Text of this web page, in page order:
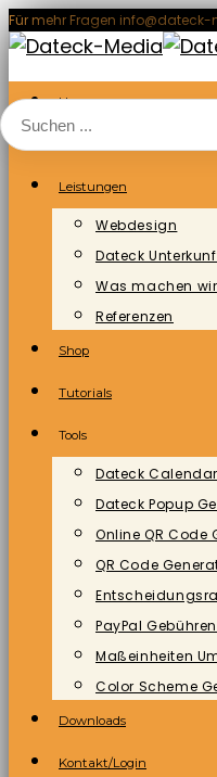
Zum
Inhalt
springen
Für mehr Fragen info@dateck-
Home
Leistungen
Webdesign
Dateck
Was machen wir
Referenzen
Shop
Tutorials
Tools
Dateck
Dateck Popup
Online QR Code
QR Code
PayPal
Maßeinheiten
Color Scheme
Downloads
Kontakt/Login